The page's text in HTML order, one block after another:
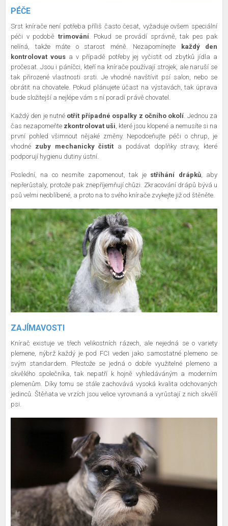
PÉČE
Srst knírače není potřeba příliš často česat, vyžaduje ovšem speciální
péči v podobě trimování. Pokud se provádí správně, tak pes pak
nelíná, takže máte o starost méně. Nezapomínejte
každý den
kontrolovat vousa v případě potřeby jej vyčistit od zbytků jídla a
pročesat. Jsou i páníčci, kteří na knírače používají strojek, ale naruší se
tak přirozené vlastnosti srsti. Je vhodné navštívit psí salon, nebo se
obrátit na chovatele. Pokud plánujete účast na výstavách, tak úprava
bude složitejší a nejlépe vám s ní poradí právě chovatel.
Každý den je nutné otřít případné ospalky z očního okolí. Jednou za
čas nezapomeňte zkontrolovat uši, které jsou klopené a nemusíte si na
první pohled všimnout nějaké změny. Nepodceňujte péči o chrup, je
vhodné zuby mechanicky čistit a podávat doplňky stravy, které
podporují hygienu dutiny ústní.
Poslední, na co nesmíte zapomenout, tak je stříhání drápků, aby
nepřerůstaly, protože pak znepříjemňují chůzi. Zkracování drápů bývá u
psů velmi neoblíbené, a proto na to svého knírače zvykejte již od štěněte.
ZAJÍMAVOSTI
Knírač existuje ve třech velikostních rázech, ale nejedná se o variety
plemene, nýbrž každý je pod FCI veden jako samostatné plemeno se
svým standardem. Přestože se jedná o dobře využitelné plemeno a
skvělého společníka, tak nepatří k hojně vyhledáváným a moderním
plemenům. Díky tomu se stále zachovává vysoká kvalita odchovaných
jedinců. Štěňata ve vrzích jsou velice vyrovnaná a vyrůstají z nich skvělí
psi.